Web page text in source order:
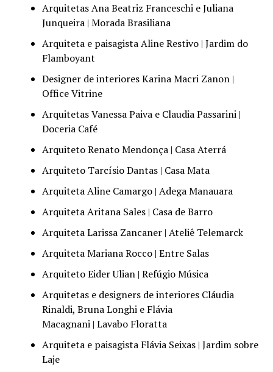
Arquitetas Ana Beatriz Franceschi e Juliana
Junqueira | Morada Brasiliana
Arquiteta e paisagista Aline Restivo | Jardim do
Flamboyant
Designer de interiores Karina Macri Zanon |
Office Vitrine
Arquitetas Vanessa Paiva e Claudia Passarini |
Doceria Café
Arquiteto Renato Mendonça | Casa Aterrá
Arquiteto Tarcísio Dantas | Casa Mata
Arquiteta Aline Camargo | Adega Manauara
Arquiteta Aritana Sales | Casa de Barro
Arquiteta Larissa Zancaner | Ateliê Telemarck
Arquiteta Mariana Rocco | Entre Salas
Arquiteto Eider Ulian | Refúgio Música
Arquitetas e designers de interiores Cláudia
Rinaldi, Bruna Longhi e Flávia
Macagnani | Lavabo Floratta
Arquiteta e paisagista Flávia Seixas | Jardim sobre
Laje